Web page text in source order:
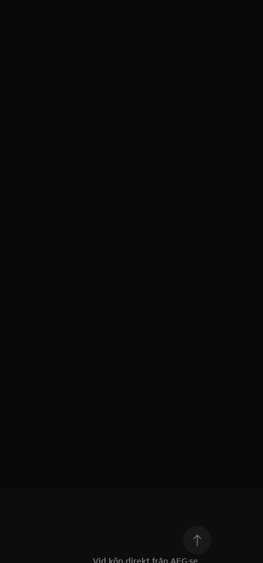
Vid köp direkt från AEG.se